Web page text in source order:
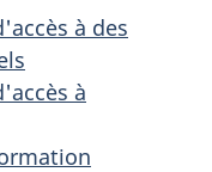
à des
à